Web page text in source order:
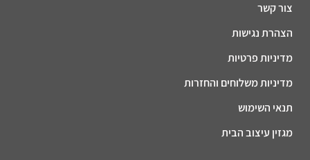
צור קשר
הצהרת נגישות
מדיניות פרטיות
מדיניות משלוחים והחזרות
תנאי השימוש
מגזין עיצוב הבית